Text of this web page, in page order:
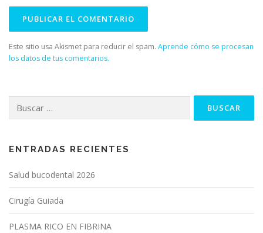
Este sitio usa Akismet para reducir el spam. Aprende cómo se procesan
los datos de tus comentarios.
ENTRADAS RECIENTES
Salud bucodental 2026
Cirugía Guiada
PLASMA RICO EN FIBRINA